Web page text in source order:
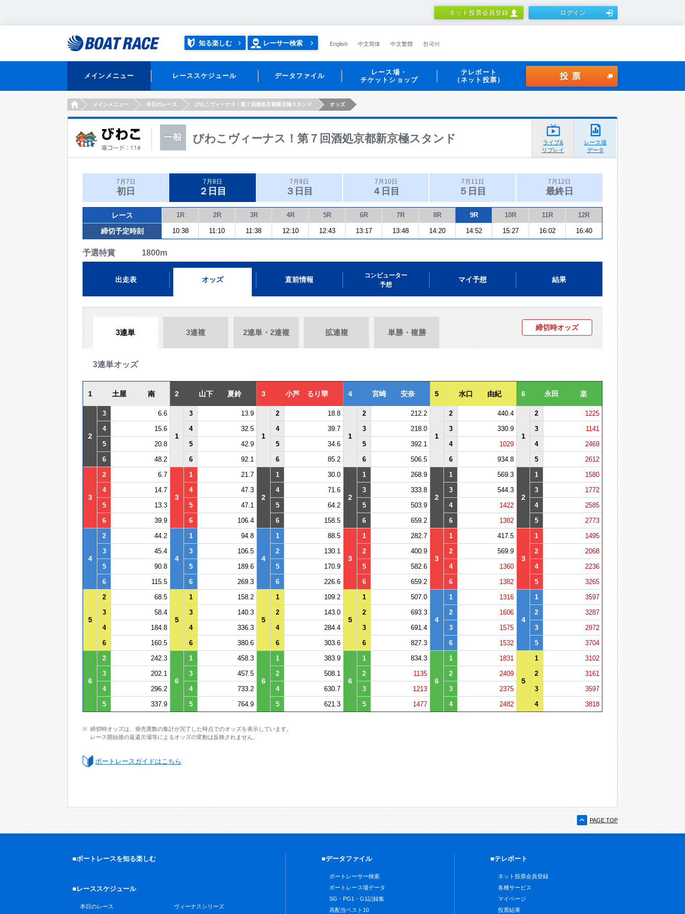
ネット投票会員登録 ログイン
知る楽しむ レーサー検索 English 中文简体 中文繁體 한국어
メインメニュー レーススケジュール データファイル
レース場・
チケットショップ
テレボート
（ネット投票）
投票
HOMEメインメニュー 本日のレース びわこヴィーナス！第７回酒処京都新京極スタンド オッズ
びわこヴィーナス！第７回酒処京都新京極スタンド
ライブ&
リプレイ
レース場
データ
7月7日
初日
7月8日
２日目
7月9日
３日目
7月10日
４日目
7月11日
５日目
7月12日
最終日
レース 1R 2R 3R 4R 5R 6R 7R 8R 9R 10R 11R 12R
締切予定時刻 10:38 11:10 11:38 12:10 12:43 13:17 13:48 14:20 14:52 15:27 16:02 16:40
予選特賞 1800m
出走表 オッズ 直前情報
コンピューター
予想
マイ予想 結果
3連単 3連複 2連単・2連複 拡連複 単勝・複勝
締切時オッズ
3連単オッズ
1 土屋 南 2 山下 夏鈴 3 小芦 るり華 4 宮崎 安奈 5 水口 由紀 6 永田 楽
2
3 6.6
1
3 13.9
1
2 18.8
1
2 212.2
1
2 440.4
1
2
1225
4
15.6 4 32.5 4 39.7 3 218.0 3 330.9 3
1141
5
20.8 5 42.9 5 34.6 5 392.1 4 1029 4
2469
6
48.2 6 92.1 6 85.2 6 506.5 6 934.8 5 2612
3
2 6.7
3
1 21.7
2
1 30.0
2
1 268.9
2
1 569.3
2
1
1580
4
14.7 4 47.3 4 71.6 3 333.8 3 544.3 3
1772
5
13.3 5 47.1 5 64.2 5 503.9 4 1422 4
2585
6
39.9 6 106.4 6 158.5 6 659.2 6 1382 5 2773
4
2 44.2
4
1 94.8
4
1 88.5
3
1 282.7
3
1 417.5
3
1
1495
3
45.4 3 106.5 2 130.1 2 400.9 2 569.9 2
2068
5
90.8 5 189.6 5 170.9 5 582.6 4 1360 4
2236
6
115.5 6 269.3 6 226.6 6 659.2 6 1382 5 3265
5
2 68.5
5
1 158.2
5
1 109.2
5
1 507.0
4
1 1316
4
1
3597
3
58.4 3 140.3 2 143.0 2 693.3 2 1606 2
3287
4
184.8 4 336.3 4 284.4 3 691.4 3 1575 3
2972
6
160.5 6 380.6 6 303.6 6 827.3 6 1532 5 3704
6
2 242.3
6
1 458.3
6
1 383.9
6
1 834.3
6
1 1831
5
1
3102
3
202.1 3 457.5 2 508.1 2 1135 2 2409 2
3161
4
296.2 4 733.2 4 630.7 3 1213 3 2375 3
3597
5
337.9 5 764.9 5 621.3 5 1477 4 2482 4 3818
締切時オッズは、発売票数の集計が完了した時点でのオッズを表示しています。
レース開始後の返還欠場等によるオッズの変動は反映されません。
ボートレースガイドはこちら
PAGE TOP
■ボートレースを知る楽しむ
■レーススケジュール
本日のレース ヴィーナスシリーズ
■データファイル
ボートレーサー検索
ボートレース場データ
SG・PG1・G1記録集
高配当ベスト10
■テレボート
ネット投票会員登録
各種サービス
マイページ
投票結果